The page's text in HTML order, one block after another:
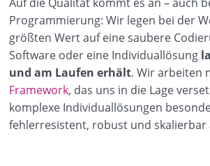
Programmierung: Wir legen bei der
größten Wert auf eine saubere
Software oder eine Individuallösung
und am Laufen erhält. Wir arbeiten
Framework, das uns in die Lage
komplexe Individuallösungen
fehlerresistent, robust und skalierbar